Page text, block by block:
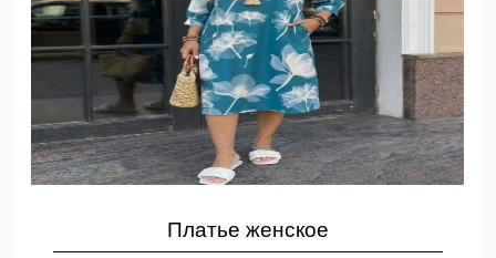
Платье женское